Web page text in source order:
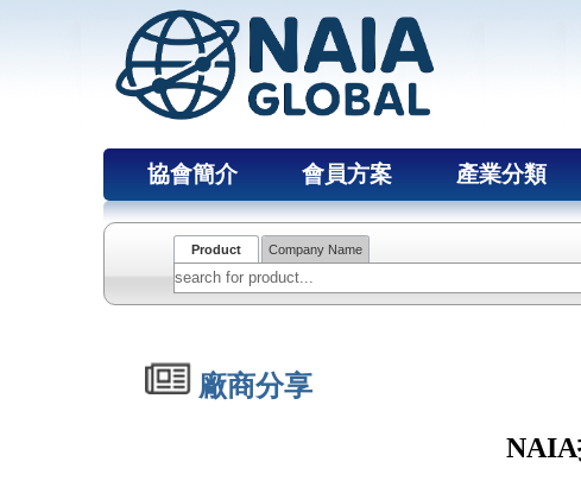
協會簡介 會員方案 產業分類
Product Company Name
廠商分享
NAIA